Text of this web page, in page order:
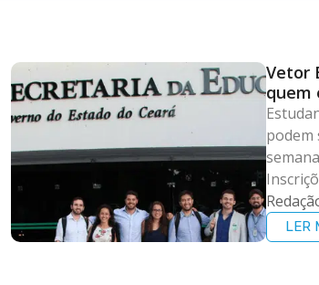
Vetor
quem
podem
LER